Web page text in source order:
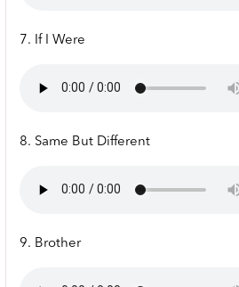
7. If I Were
8. Same But Different
9. Brother